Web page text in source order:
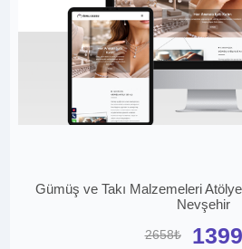
Gümüş ve Takı Malzemeleri
Nevşehir
2658₺